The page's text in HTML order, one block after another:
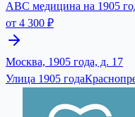
ABC медицина на 1905
от 4 300 ₽
Москва, 1905 года, д. 17
Улица 1905 года